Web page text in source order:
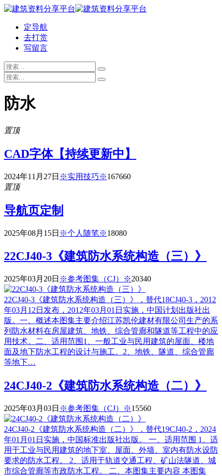
定导航
去打赏
写留言
防水
置顶
CAD字体【持续更新中】
2024年11月27日 ※实用技巧※167660
置顶
导航页定制
2025年08月15日 ※个人随笔※18080
22CJ40-3《建筑防水系统构造（三）》
2025年03月20日 ※参考图集（CJ）※20340
22CJ40-3《建筑防水系统构造（三）》，替代18CJ40-3，2012
年03月12日发布，2012年03月01日实施，中国计划出版社出
版。一、概述本图集主要介绍江苏凯伦建材有限公司生产的系
列防水材料在房屋建筑、地铁、综合管廊和隧道等工程中的应
用技术。二、适用范围1、一般工业与民用建筑的屋面、楼地
面及地下防水工程的设计与施工。2、地铁、隧道、综合管廊
等地下…
24CJ40-2《建筑防水系统构造（二）》
2025年03月03日 ※参考图集（CJ）※15560
24CJ40-2《建筑防水系统构造（二）》，替代19CJ40-2，2024
年01月01日实施，中国标准出版社出版。 一、适用范围 1、适
用于工业与民用建筑的地下室、屋面、外墙、室内有防水设防
要求的防水工程。 2、适用于轨道交通工程、矿山法隧道、城
市综合管廊等市政防水工程。 二、本图集主要内容 本图集